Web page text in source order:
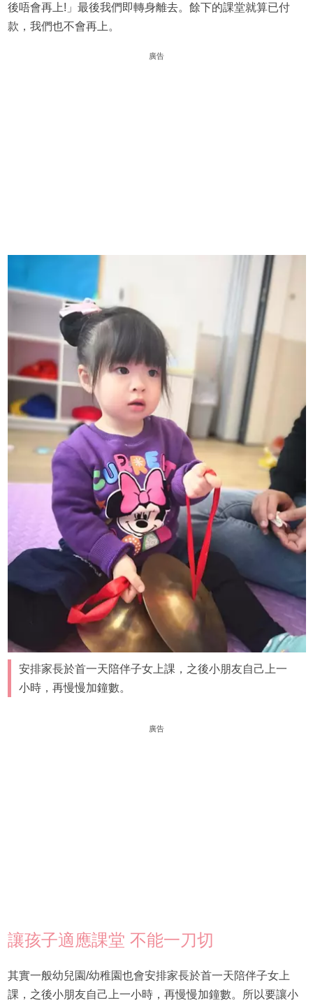
後唔會再上!」最後我們即轉身離去。餘下的課堂就算已付
款，我們也不會再上。
廣告
安排家長於首一天陪伴子女上課，之後小朋友自己上一
小時，再慢慢加鐘數。
廣告
讓孩子適應課堂 不能一刀切
其實一般幼兒園/幼稚園也會安排家長於首一天陪伴子女上
課，之後小朋友自己上一小時，再慢慢加鐘數。所以要讓小